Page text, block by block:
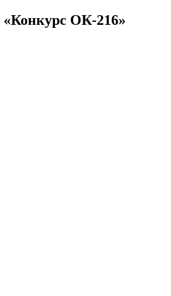
«Конкурс ОК-216»